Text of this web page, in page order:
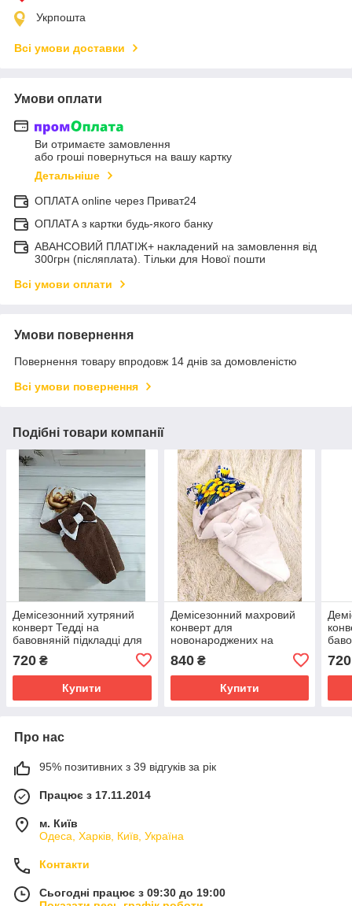
Укрпошта
Всі умови доставки
Умови оплати
Ви отримаєте замовлення
або гроші повернуться на вашу картку
Детальніше
ОПЛАТА online через Приват24
ОПЛАТА з картки будь-якого банку
АВАНСОВИЙ ПЛАТІЖ+ накладений на замовлення від
300грн (післяплата). Тільки для Нової пошти
Всі умови оплати
Умови повернення
Повернення товару впродовж 14 днів за домовленістю
Всі умови повернення
Подібні товари компанії
Демісезонний хутряний
конверт Тедді на
бавовняній підкладці для
коричневий з принтом
Ведмедик на місяці
720 ₴
Купити
Демісезонний махровий
конверт для
новонароджених на
виписку, принт букет квітів
840₴
Купити
720
Про нас
95% позитивних з 39 відгуків за рік
Працює з 17.11.2014
м. Київ
Одеса, Харків, Київ, Україна
Контакти
Сьогодні працює з 09:30 до 19:00